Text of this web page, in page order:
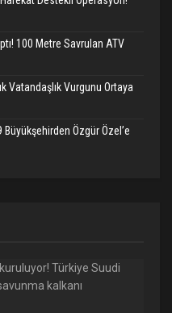
100 Metre Savrulan ATV
Vatandaşlık Vurgunu Ortaya
Özgür Özel’e